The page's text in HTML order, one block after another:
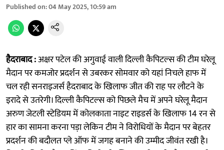
Published on:04 May 2025, 10:59 am
हैदराबाद :अक्षर पटेल की अगुवाई वाली दिल्ली कैपिटल्स की टीम घरेलू
मैदान पर कमजोर प्रदर्शन से उबरकर सोमवार को यहां निचले हाफ में
चल रही सनराइजर्स हैदराबाद के खिलाफ जीत की राह पर लौटने के
इरादे से उतरेगी। दिल्ली कैपिटल्स को पिछले मैच में अपने घरेलू मैदान
अरुण जेटली स्टेडियम में कोलकाता नाइट राइडर्स के खिलाफ 14 रन से
हार का सामना करना पड़ा लेकिन टीम ने विरोधियों के मैदान पर बेहतर
प्रदर्शन की बदौलत प्ले ऑफ में जगह बनाने की उम्मीद जीवंत रखी है।